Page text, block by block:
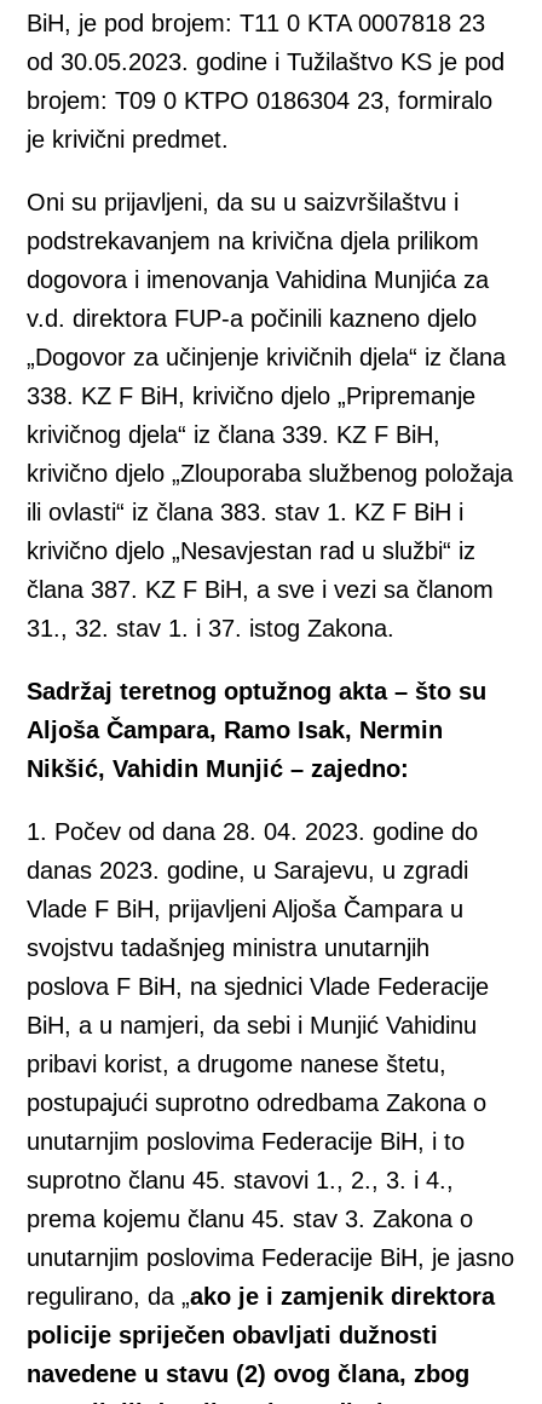
BiH, je pod brojem: T11 0 KTA 0007818 23
od 30.05.2023. godine i Tužilaštvo KS je pod
brojem: T09 0 KTPO 0186304 23, formiralo
je krivični predmet.
Oni su prijavljeni, da su u saizvršilaštvu i
podstrekavanjem na krivična djela prilikom
dogovora i imenovanja Vahidina Munjića za
v.d. direktora FUP-a počinili kazneno djelo
„Dogovor za učinjenje krivičnih djela“ iz člana
338. KZ F BiH, krivično djelo „Pripremanje
krivičnog djela“ iz člana 339. KZ F BiH,
krivično djelo „Zlouporaba službenog položaja
ili ovlasti“ iz člana 383. stav 1. KZ F BiH i
krivično djelo „Nesavjestan rad u službi“ iz
člana 387. KZ F BiH, a sve i vezi sa članom
31., 32. stav 1. i 37. istog Zakona.
Sadržaj teretnog optužnog akta – što su
Aljoša Čampara, Ramo Isak, Nermin
Nikšić, Vahidin Munjić – zajedno:
1. Počev od dana 28. 04. 2023. godine do
danas 2023. godine, u Sarajevu, u zgradi
Vlade F BiH, prijavljeni Aljoša Čampara u
svojstvu tadašnjeg ministra unutarnjih
poslova F BiH, na sjednici Vlade Federacije
BiH, a u namjeri, da sebi i Munjić Vahidinu
pribavi korist, a drugome nanese štetu,
postupajući suprotno odredbama Zakona o
unutarnjim poslovima Federacije BiH, i to
suprotno članu 45. stavovi 1., 2., 3. i 4.,
prema kojemu članu 45. stav 3. Zakona o
unutarnjim poslovima Federacije BiH, je jasno
regulirano, da „ako je i zamjenik direktora
policije spriječen obavljati dužnosti
navedene u stavu (2) ovog člana, zbog